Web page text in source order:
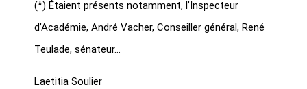
(*) Étaient présents notamment, l’Inspecteur
d’Académie, André Vacher, Conseiller général, René
Teulade, sénateur…
Laetitia Soulier